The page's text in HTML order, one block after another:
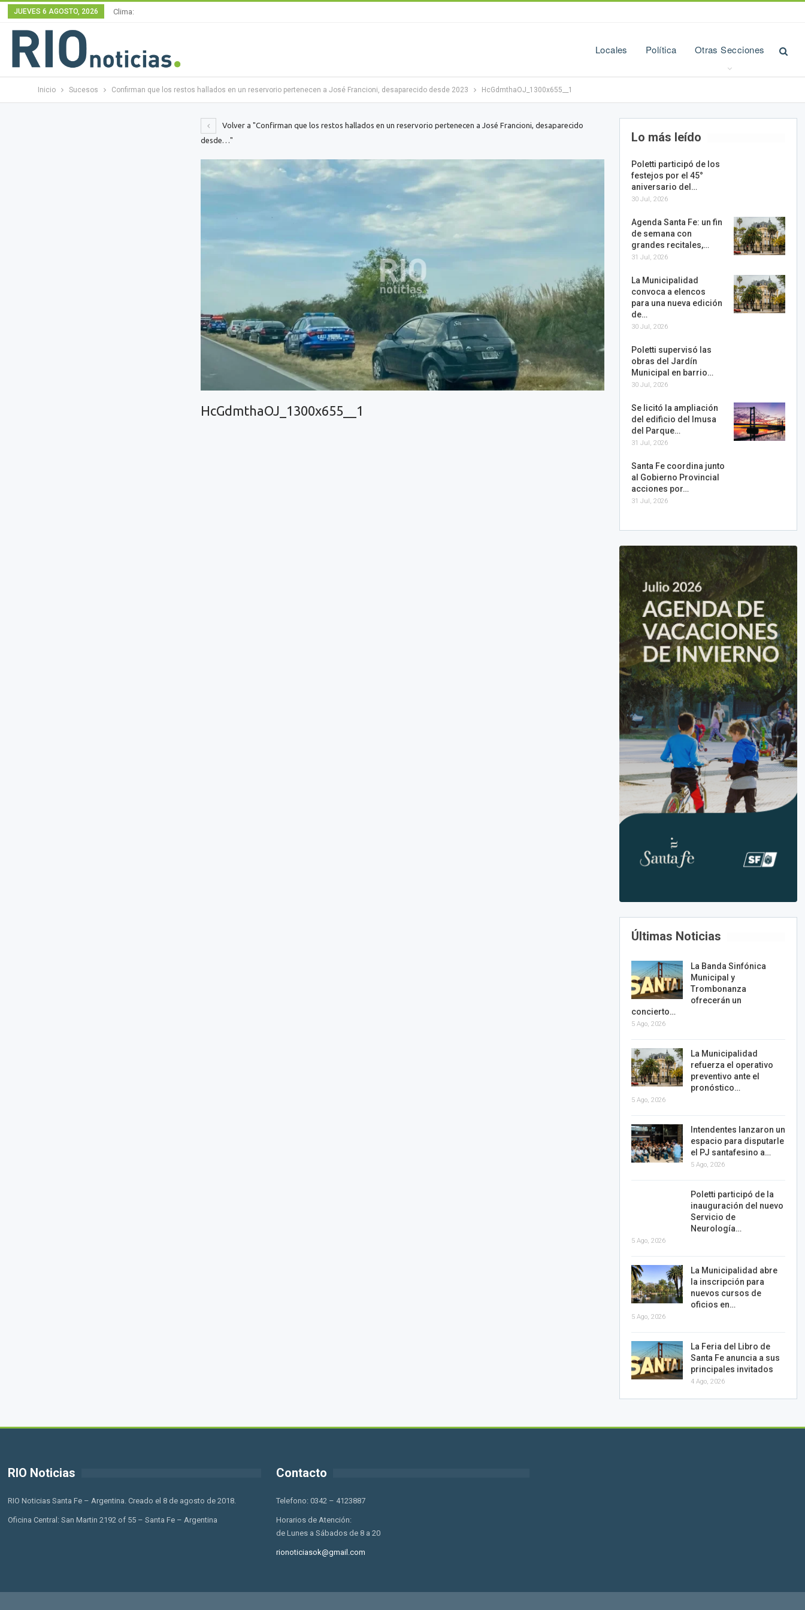
JUEVES 6 AGOSTO, 2026 Clima:
Locales Política Otras Secciones
Inicio Sucesos Confirman que los restos hallados en un reservorio pertenecen a José Francioni, desaparecido desde 2023 HcGdmthaOJ_1300x655__1
Volver a "Confirman que los restos hallados en un reservorio pertenecen a José Francioni, desaparecido
desde…"
HcGdmthaOJ_1300x655__1
Lo más leído
Poletti participó de los
festejos por el 45°
aniversario del…
30 Jul, 2026
Agenda Santa Fe: un fin
de semana con
grandes recitales,…
31 Jul, 2026
La Municipalidad
convoca a elencos
para una nueva edición
de…
30 Jul, 2026
Poletti supervisó las
obras del Jardín
Municipal en barrio…
30 Jul, 2026
Se licitó la ampliación
del edificio del Imusa
del Parque…
31 Jul, 2026
Santa Fe coordina junto
al Gobierno Provincial
acciones por…
31 Jul, 2026
Últimas Noticias
La Banda Sinfónica
Municipal y
Trombonanza
ofrecerán un
concierto…
5 Ago, 2026
La Municipalidad
refuerza el operativo
preventivo ante el
pronóstico…
5 Ago, 2026
Intendentes lanzaron un
espacio para disputarle
el PJ santafesino a…
5 Ago, 2026
Poletti participó de la
inauguración del nuevo
Servicio de
Neurología…
5 Ago, 2026
La Municipalidad abre
la inscripción para
nuevos cursos de
oficios en…
5 Ago, 2026
La Feria del Libro de
Santa Fe anuncia a sus
principales invitados
4 Ago, 2026
RIO Noticias
RIO Noticias Santa Fe – Argentina. Creado el 8 de agosto de 2018.
Oficina Central: San Martin 2192 of 55 – Santa Fe – Argentina
Contacto
Telefono: 0342 – 4123887
Horarios de Atención:
de Lunes a Sábados de 8 a 20
rionoticiasok@gmail.com